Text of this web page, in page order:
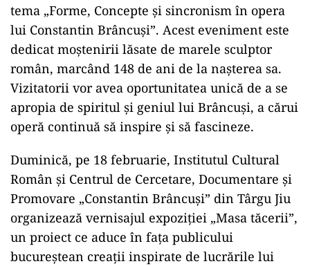
tema „Forme, Concepte și sincronism în opera
lui Constantin Brâncuși”. Acest eveniment este
dedicat moștenirii lăsate de marele sculptor
român, marcând 148 de ani de la nașterea sa.
Vizitatorii vor avea oportunitatea unică de a se
apropia de spiritul și geniul lui Brâncuși, a cărui
operă continuă să inspire și să fascineze.
Duminică, pe 18 februarie, Institutul Cultural
Român și Centrul de Cercetare, Documentare și
Promovare „Constantin Brâncuși” din Târgu Jiu
organizează vernisajul expoziției „Masa tăcerii”,
un proiect ce aduce în fața publicului
bucureștean creații inspirate de lucrările lui